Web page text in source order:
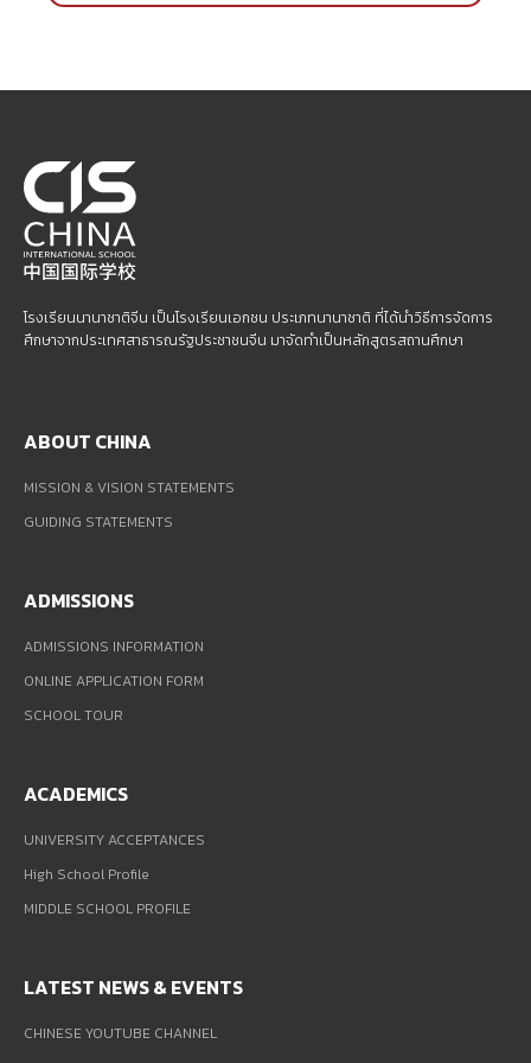
โรงเรียนนานาชาติจีน เป็นโรงเรียนเอกชน ประเภทนานาชาติ ที่ได้นำวิธีการจัดการ
ศึกษาจากประเทศสาธารณรัฐประชาชนจีน มาจัดทำเป็นหลักสูตรสถานศึกษา
ABOUT CHINA
MISSION & VISION STATEMENTS
GUIDING STATEMENTS
ADMISSIONS
ADMISSIONS INFORMATION
ONLINE APPLICATION FORM
SCHOOL TOUR
ACADEMICS
UNIVERSITY ACCEPTANCES
High School Profile
MIDDLE SCHOOL PROFILE
LATEST NEWS & EVENTS
CHINESE YOUTUBE CHANNEL